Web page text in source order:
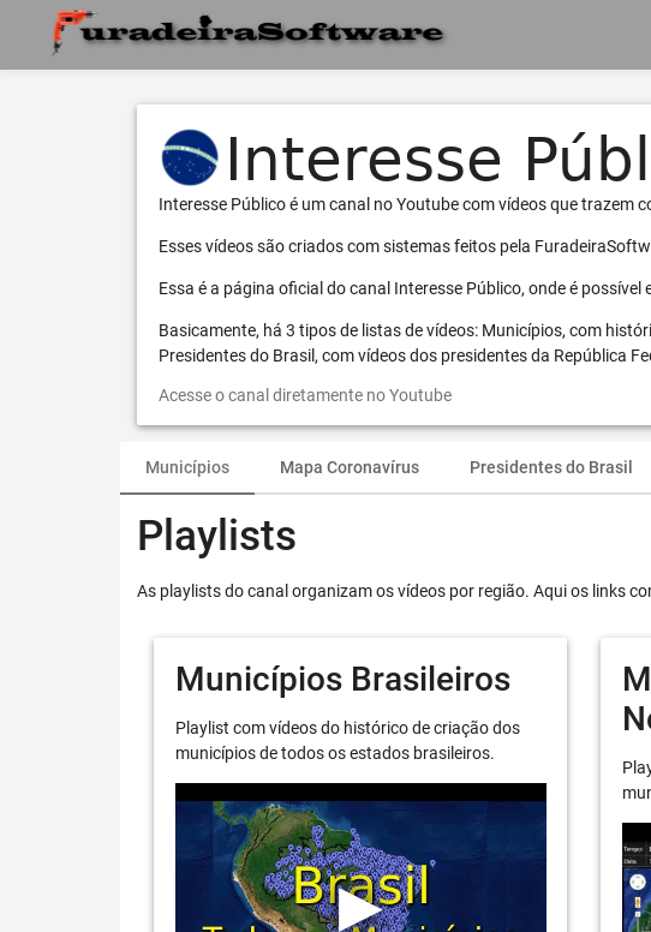
Interesse Público é um canal no Youtube com vídeos que trazem
Esses vídeos são criados com sistemas feitos pela
Essa é a página oficial do canal Interesse Público, onde é
Basicamente, há 3 tipos de listas de vídeos: Municípios, com
Presidentes do Brasil, com vídeos dos presidentes da República
Acesse o canal diretamente no Youtube
Municípios Mapa Coronavírus Presidentes do Brasil
Playlists
As playlists do canal organizam os vídeos por região. Aqui os links
Municípios Brasileiros
Playlist com vídeos do histórico de criação dos
municípios de todos os estados brasileiros.